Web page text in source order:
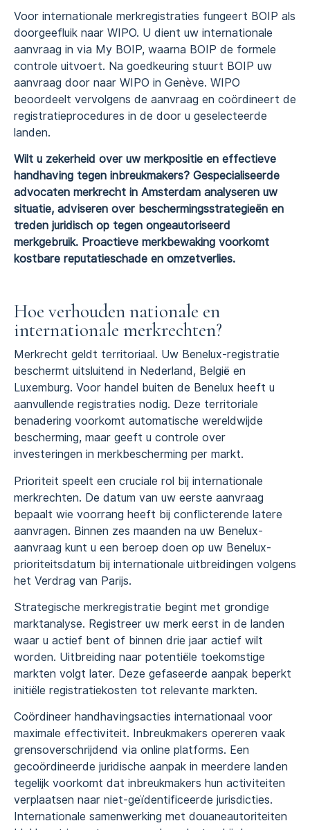
Voor internationale merkregistraties fungeert BOIP als
doorgeefluik naar WIPO. U dient uw internationale
aanvraag in via My BOIP, waarna BOIP de formele
controle uitvoert. Na goedkeuring stuurt BOIP uw
aanvraag door naar WIPO in Genève. WIPO
beoordeelt vervolgens de aanvraag en coördineert de
registratieprocedures in de door u geselecteerde
landen.
Wilt u zekerheid over uw merkpositie en effectieve
handhaving tegen inbreukmakers? Gespecialiseerde
advocaten merkrecht in Amsterdam analyseren uw
situatie, adviseren over beschermingsstrategieën en
treden juridisch op tegen ongeautoriseerd
merkgebruik. Proactieve merkbewaking voorkomt
kostbare reputatieschade en omzetverlies.
Hoe verhouden nationale en
internationale merkrechten?
Merkrecht geldt territoriaal. Uw Benelux-registratie
beschermt uitsluitend in Nederland, België en
Luxemburg. Voor handel buiten de Benelux heeft u
aanvullende registraties nodig. Deze territoriale
benadering voorkomt automatische wereldwijde
bescherming, maar geeft u controle over
investeringen in merkbescherming per markt.
Prioriteit speelt een cruciale rol bij internationale
merkrechten. De datum van uw eerste aanvraag
bepaalt wie voorrang heeft bij conflicterende latere
aanvragen. Binnen zes maanden na uw Benelux-
aanvraag kunt u een beroep doen op uw Benelux-
prioriteitsdatum bij internationale uitbreidingen volgens
het Verdrag van Parijs.
Strategische merkregistratie begint met grondige
marktanalyse. Registreer uw merk eerst in de landen
waar u actief bent of binnen drie jaar actief wilt
worden. Uitbreiding naar potentiële toekomstige
markten volgt later. Deze gefaseerde aanpak beperkt
initiële registratiekosten tot relevante markten.
Coördineer handhavingsacties internationaal voor
maximale effectiviteit. Inbreukmakers opereren vaak
grensoverschrijdend via online platforms. Een
gecoördineerde juridische aanpak in meerdere landen
tegelijk voorkomt dat inbreukmakers hun activiteiten
verplaatsen naar niet-geïdentificeerde jurisdicties.
Internationale samenwerking met douaneautoriteiten